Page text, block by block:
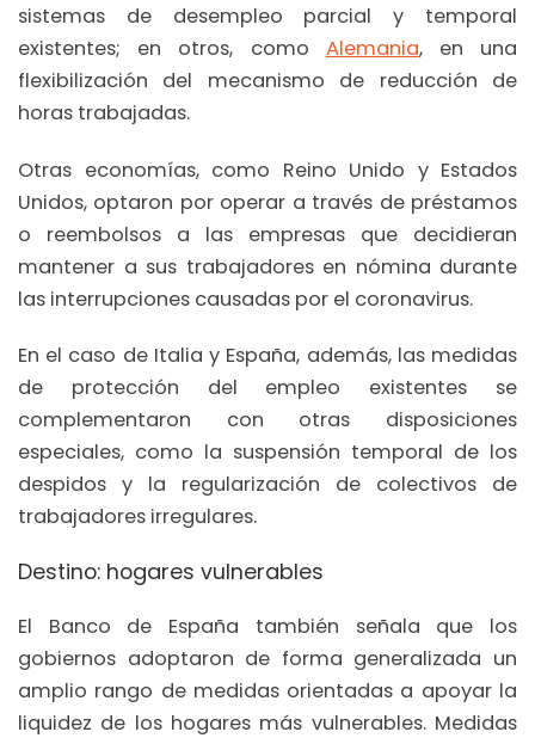
sistemas de desempleo parcial y temporal
existentes; en otros, como Alemania, en una
flexibilización del mecanismo de reducción de
horas trabajadas.
Otras economías, como Reino Unido y Estados
Unidos, optaron por operar a través de préstamos
o reembolsos a las empresas que decidieran
mantener a sus trabajadores en nómina durante
las interrupciones causadas por el coronavirus.
En el caso de Italia y España, además, las medidas
de protección del empleo existentes se
complementaron con otras disposiciones
especiales, como la suspensión temporal de los
despidos y la regularización de colectivos de
trabajadores irregulares.
Destino: hogares vulnerables
El Banco de España también señala que los
gobiernos adoptaron de forma generalizada un
amplio rango de medidas orientadas a apoyar la
liquidez de los hogares más vulnerables. Medidas